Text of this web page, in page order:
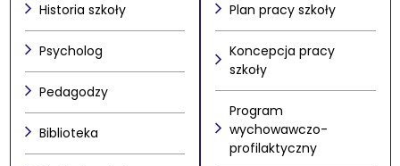
Historia szkoły
Psycholog
Pedagodzy
Biblioteka
Plan pracy szkoły
Koncepcja pracy
szkoły
Program
wychowawczo-
profilaktyczny